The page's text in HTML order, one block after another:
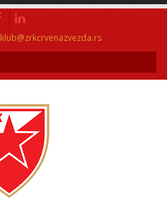
klub@zrkcrvenazvezda.rs